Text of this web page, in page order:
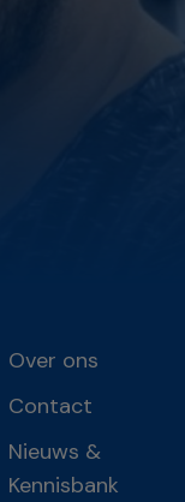
Over ons
Contact
Nieuws &
Kennisbank